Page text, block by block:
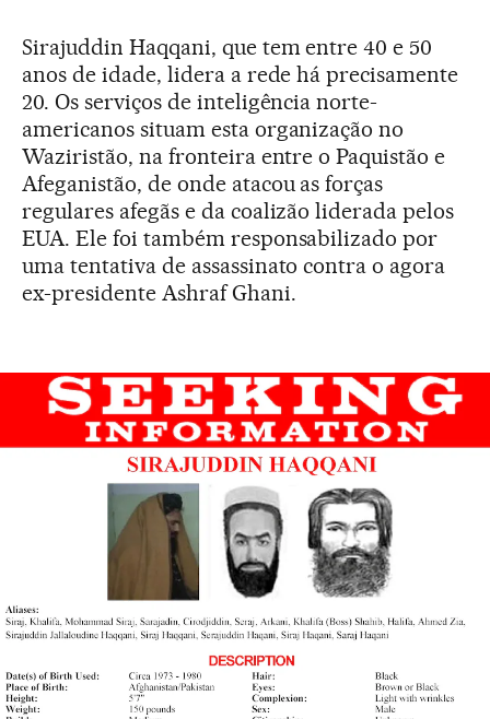
Sirajuddin Haqqani, que tem entre 40 e 50
anos de idade, lidera a rede há precisamente
20. Os serviços de inteligência norte-
americanos situam esta organização no
Waziristão, na fronteira entre o Paquistão e
Afeganistão, de onde atacou as forças
regulares afegãs e da coalizão liderada pelos
EUA. Ele foi também responsabilizado por
uma tentativa de assassinato contra o agora
ex-presidente Ashraf Ghani.